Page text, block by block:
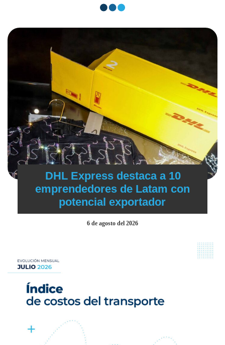
DHL Express destaca a 10
emprendedores de Latam con
potencial exportador
6 de agosto del 2026